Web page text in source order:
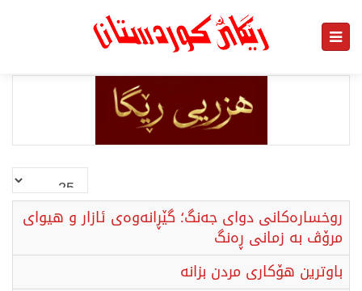
نمایش
#
روخسارەکانی دوای جەنگ؛ گێڕانەوەی ئازار و هیوای
مرۆڤ بە زمانی ڕەنگ
باوترین هۆكاری مردن بزانە